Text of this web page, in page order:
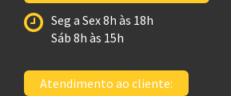
Seg a Sex 8h às 18h
Sáb 8h às 15h
Atendimento ao cliente: